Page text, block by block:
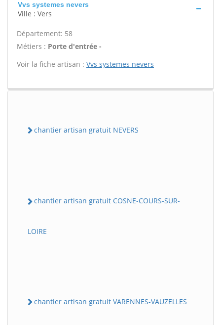
Vvs systemes nevers
Ville : Vers
Département: 58
Métiers : Porte d'entrée -
Voir la fiche artisan : Vvs systemes nevers
chantier artisan gratuit NEVERS
chantier artisan gratuit COSNE-COURS-SUR-
LOIRE
chantier artisan gratuit VARENNES-VAUZELLES